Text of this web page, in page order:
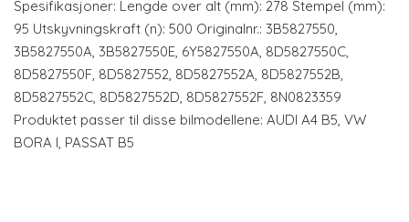
Spesifikasjoner: Lengde over alt (mm): 278 Stempel (mm):
95 Utskyvningskraft (n): 500 Originalnr.: 3B5827550,
3B5827550A, 3B5827550E, 6Y5827550A, 8D5827550C,
8D5827550F, 8D5827552, 8D5827552A, 8D5827552B,
8D5827552C, 8D5827552D, 8D5827552F, 8N0823359
Produktet passer til disse bilmodellene: AUDI A4 B5, VW
BORA I, PASSAT B5